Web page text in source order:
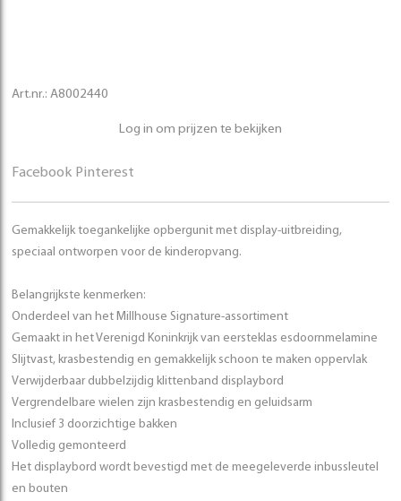
Art.nr.: A8002440
Log in om prijzen te bekijken
Facebook Pinterest
Gemakkelijk toegankelijke opbergunit met display-uitbreiding,
speciaal ontworpen voor de kinderopvang.
Belangrijkste kenmerken:
Onderdeel van het Millhouse Signature-assortiment
Gemaakt in het Verenigd Koninkrijk van eersteklas esdoornmelamine
Slijtvast, krasbestendig en gemakkelijk schoon te maken oppervlak
Verwijderbaar dubbelzijdig klittenband displaybord
Vergrendelbare wielen zijn krasbestendig en geluidsarm
Inclusief 3 doorzichtige bakken
Volledig gemonteerd
Het displaybord wordt bevestigd met de meegeleverde inbussleutel
en bouten